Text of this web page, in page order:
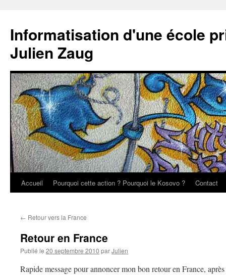
contenu
Informatisation d'une école
Julien Zaug
Accueil Pourquoi cette action ? Pourquoi le Kosovo ? Contact
← Retour vers la France
Retour en France
Publié le 20 septembre 2010 parJulien
Rapide message pour annoncer mon bon retour en France,